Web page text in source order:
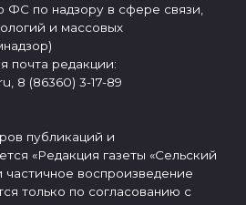
ФС по надзору в сфере связи,
и массовых
почта редакции:
8 (86360) 3-17-89
публикаций и
«Редакция газеты «Сельский
частичное воспроизведение
только по согласованию с